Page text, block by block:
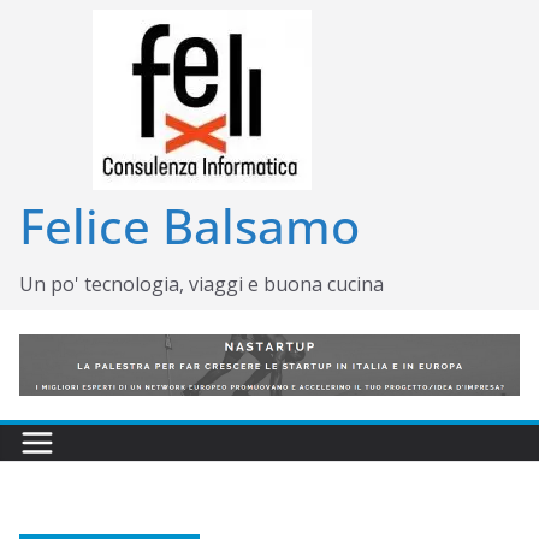
Felice Balsamo
Un po' tecnologia, viaggi e buona cucina